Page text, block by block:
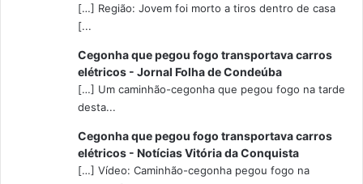
[…] Região: Jovem foi morto a tiros dentro de casa
[...
Cegonha que pegou fogo transportava carros
elétricos - Jornal Folha de Condeúba
[…] Um caminhão-cegonha que pegou fogo na tarde
desta...
Cegonha que pegou fogo transportava carros
elétricos - Notícias Vitória da Conquista
[…] Vídeo: Caminhão-cegonha pegou fogo na